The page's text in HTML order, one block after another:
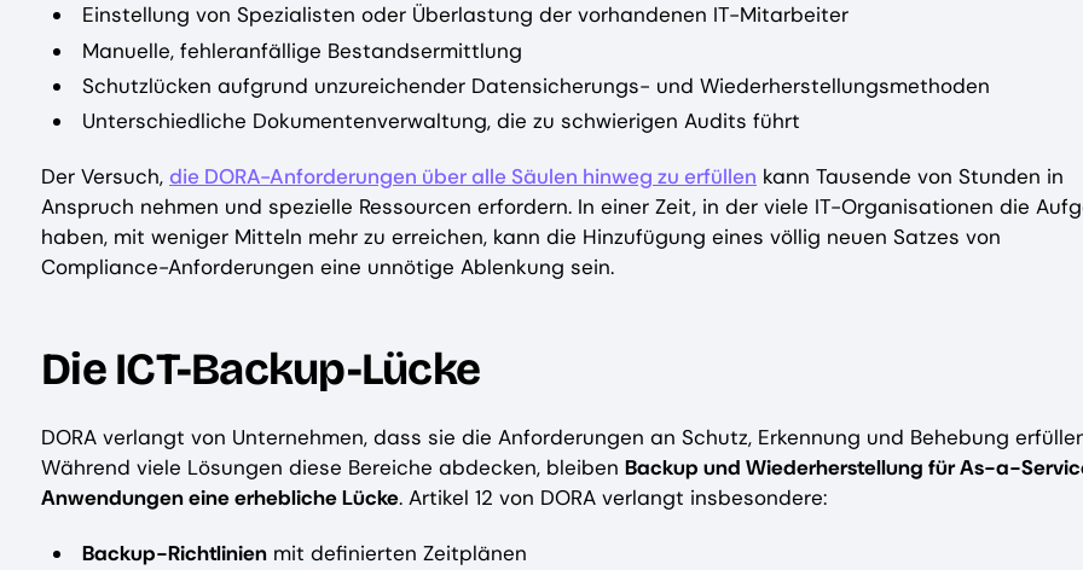
Einstellung von Spezialisten oder Überlastung der vorhandenen IT-Mitarbeiter
Manuelle, fehleranfällige Bestandsermittlung
Schutzlücken aufgrund unzureichender Datensicherungs- und Wiederherstellungsmethoden
Unterschiedliche Dokumentenverwaltung, die zu schwierigen Audits führt
Der Versuch, die DORA-Anforderungen über alle Säulen hinweg zu erfüllen kann Tausende von Stunden in
Anspruch nehmen und spezielle Ressourcen erfordern. In einer Zeit, in der viele IT-Organisationen die
haben, mit weniger Mitteln mehr zu erreichen, kann die Hinzufügung eines völlig neuen Satzes von
Compliance-Anforderungen eine unnötige Ablenkung sein.
Die ICT-Backup-Lücke
DORA verlangt von Unternehmen, dass sie die Anforderungen an Schutz, Erkennung und Behebung
Während viele Lösungen diese Bereiche abdecken, bleiben Backup und Wiederherstellung für As-a-
Anwendungen eine erhebliche Lücke. Artikel 12 von DORA verlangt insbesondere:
Backup-Richtlinien mit definierten Zeitplänen